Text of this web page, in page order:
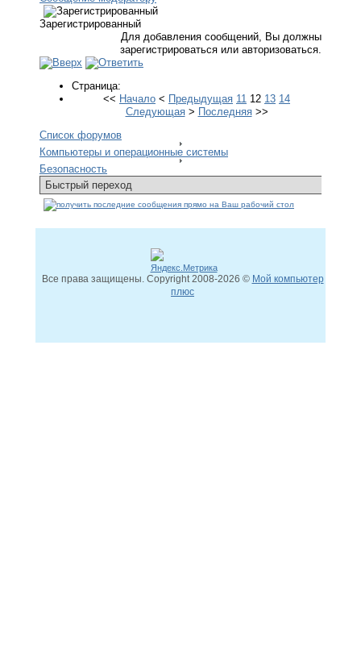
Зарегистрированный
Для добавления сообщений, Вы должны
зарегистрироваться или авторизоваться.
Страница:
<< Начало < Предыдущая 11 12 13 14
Следующая> Последняя>>
Список форумов
Компьютеры и операционные системы
Безопасность
Все права защищены. Copyright2008-2026 © Мой компьютер
плюс